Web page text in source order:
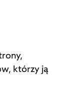
którzy ją